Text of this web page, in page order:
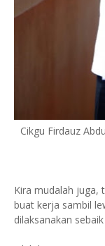
Cikgu Firdauz
Kira mudalah juga,
buat kerja sambil
dilaksanakan